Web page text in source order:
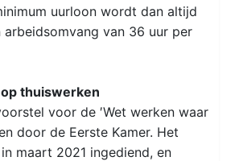
uurloon wordt dan altijd
arbeidsomvang van 36 uur per
thuiswerken
voor de ′Wet werken waar
door de Eerste Kamer. Het
maart 2021 ingediend, en